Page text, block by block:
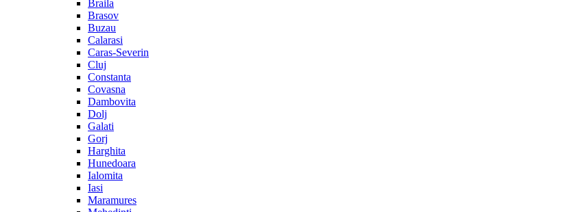
Braila
Brasov
Buzau
Calarasi
Caras-Severin
Cluj
Constanta
Covasna
Dambovita
Dolj
Galati
Gorj
Harghita
Hunedoara
Ialomita
Iasi
Maramures